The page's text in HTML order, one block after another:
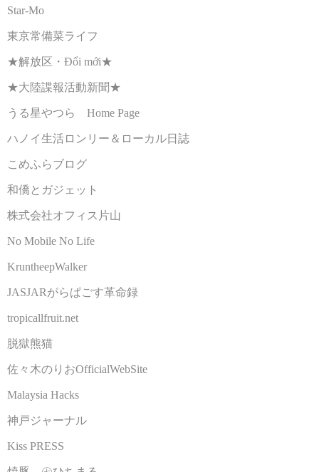
Star-Mo
東京常備菜ライフ
★解放区・Đổi mới★
★大陸諜報活動新聞★
うる星やつら Home Page
ハノイ生活ロンリー＆ローカル日誌
こめふらブログ
和僑とガジェット
株式会社オフィス片山
No Mobile No Life
KruntheepWalker
JASJARがらぱごす革命録
tropicallfruit.net
脱獄熊猫
佐々木のりおOfficialWebSite
Malaysia Hacks
神戸ジャーナル
Kiss PRESS